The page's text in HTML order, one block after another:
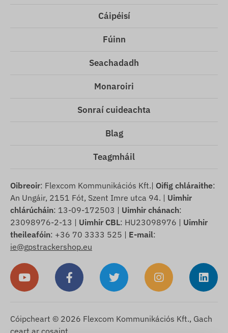
Cáipéisí
Fúinn
Seachadadh
Monaroiri
Sonraí cuideachta
Blag
Teagmháil
Oibreoir: Flexcom Kommunikációs Kft.| Oifig chláraithe:
An Ungáir, 2151 Fót, Szent Imre utca 94. | Uimhir
chlárúcháin: 13-09-172503 | Uimhir chánach:
23098976-2-13 | Uimhir CBL: HU23098976 | Uimhir
theileafóin: +36 70 3333 525 | E-mail:
ie@gpstrackershop.eu
Cóipcheart © 2026 Flexcom Kommunikációs Kft., Gach